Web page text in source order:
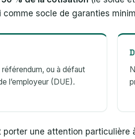
socle de garanties
ou à défaut
l’employeur (DUE).
porter une attention particulière